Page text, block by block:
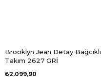
Brooklyn Jean Detay Bağcıklı
Takım 2627 GRİ
₺2.099,90